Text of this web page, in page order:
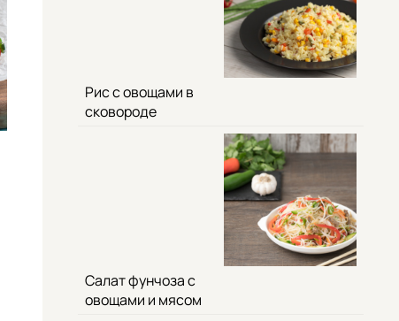
Рис с овощами в
сковороде
Салат фунчоза с
овощами и мясом